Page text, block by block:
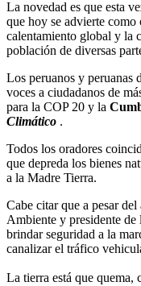
La novedad es que esta
que hoy se advierte
calentamiento global y la
población de diversas
Los peruanos y peruanas
voces a ciudadanos de
para la COP 20 y la
Climático .
Todos los oradores
que depreda los bienes
a la Madre Tierra.
Cabe citar que a pesar
Ambiente y presidente
brindar seguridad a la
canalizar el tráfico
La tierra está que quema,